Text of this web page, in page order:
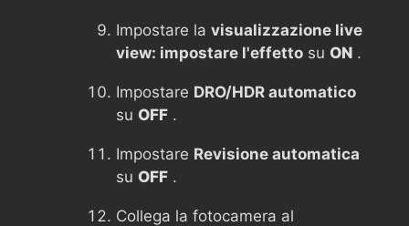
Impostare la visualizzazione live
view: impostare l'effetto su ON .
Impostare DRO/HDR automatico
su OFF .
Impostare Revisione automatica
su OFF .
Collega la fotocamera al